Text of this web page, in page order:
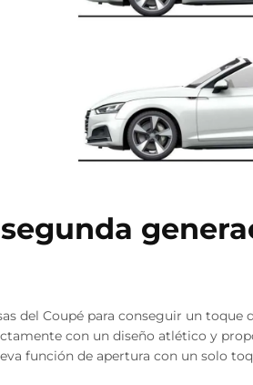
del Coupé para conseguir un toque
con un diseño atlético y
función de apertura con un solo